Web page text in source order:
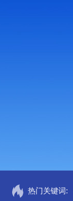
热门关键词: